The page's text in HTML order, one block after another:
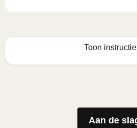
Toon
Zo geniet je er op z'n
Magnetron (800W):
Verwijder de kartonnen sleeve
Aan de